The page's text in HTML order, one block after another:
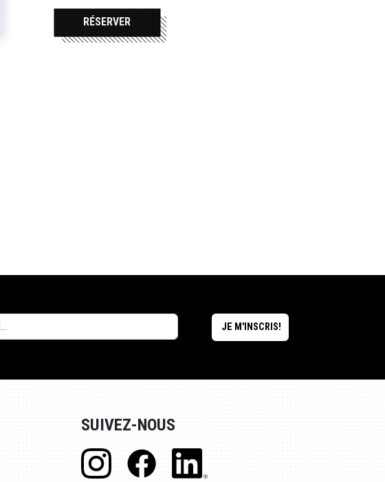
RÉSERVER
SUIVEZ-NOUS